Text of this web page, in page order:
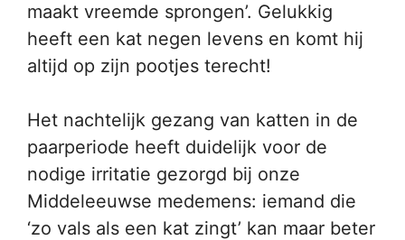
maakt vreemde sprongen’. Gelukkig
heeft een kat negen levens en komt hij
altijd op zijn pootjes terecht!
Het nachtelijk gezang van katten in de
paarperiode heeft duidelijk voor de
nodige irritatie gezorgd bij onze
Middeleeuwse medemens: iemand die
‘zo vals als een kat zingt’ kan maar beter